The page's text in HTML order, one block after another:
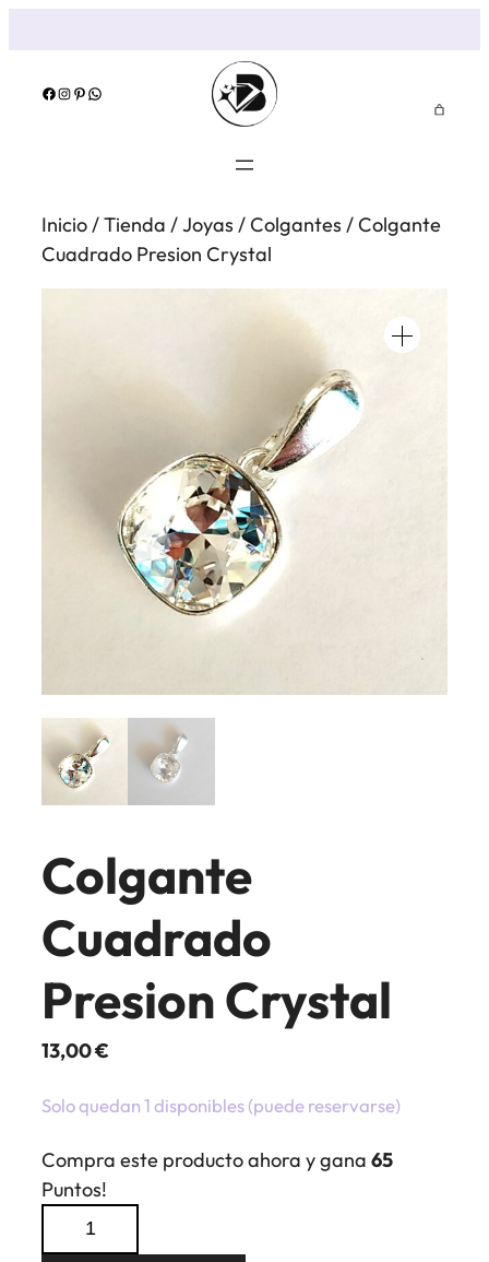
contenido
Facebook Instagram Pinterest WhatsApp
Inicio/Tienda /Joyas /Colgantes / Colgante
Cuadrado Presion Crystal
Colgante
Cuadrado
Presion Crystal
13,00€
Solo quedan 1 disponibles (puede reservarse)
Compra este producto ahora y gana 65
Puntos!
Colgante
Cuadrado